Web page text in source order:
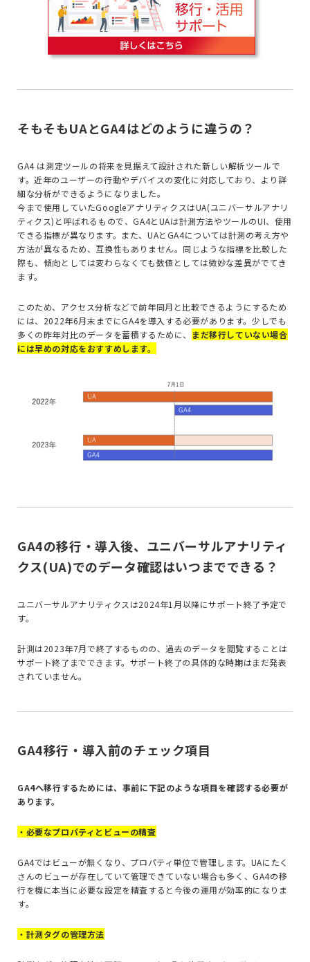
そもそもUAとGA4はどのように違うの？
GA4 は測定ツールの将来を見据えて設計された新しい解析ツールで
す。近年のユーザーの行動やデバイスの変化に対応しており、より詳
細な分析ができるようになりました。
今まで使用していたGoogleアナリティクスはUA(ユニバーサルアナリ
ティクス)と呼ばれるもので、GA4とUAは計測方法やツールのUI、使用
できる指標が異なります。また、 UAとGA4については計測の考え方や
方法が異なるため、 互換性もありません。同じような指標を比較した
際も、 傾向としては変わらなくても数値としては微妙な差異がでてき
ます。
このため、アクセス分析などで前年同月と比較できるようにするため
には、2022年6月末までにGA4を導入する必要があります。少しでも
多くの昨年対比のデータを蓄積するために、
まだ移行していない場合
には早めの対応をおすすめします。
GA4の移行・導入後、ユニバーサルアナリティ
クス(UA)でのデータ確認はいつまでできる？
ユニバーサルアナリティクスは2024年1月以降にサポート終了予定で
す。
計測は2023年7月で終了するものの、過去のデータを閲覧することは
サポート終了までできます。サポート終了の具体的な時期はまだ発表
されていません。
GA4移行・導入前のチェック項目
GA4へ移行するためには、事前に下記のような項目を確認する必要が
あります。
・必要なプロパティとビューの精査
GA4ではビューが無くなり、プロパティ単位で管理します。UAにたく
さんのビューが存在していて管理できていない場合も多く、GA4の移
行を機に本当に必要な設定を精査すると今後の運用が効率的になりま
す。
・計測タグの管理方法